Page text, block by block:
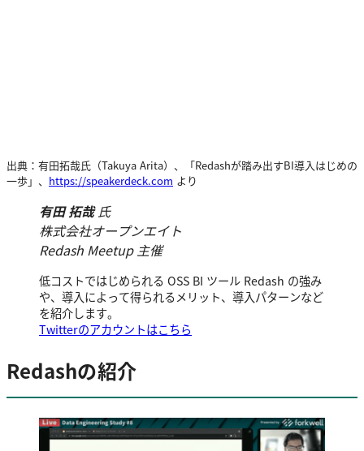
出典：有田拓哉氏（Takuya Arita）、「Redashが踏み出すBI導入はじめの
一歩」、 https://speakerdeck.com より
有田 拓哉 氏
株式会社オープンエイト
Redash Meetup 主催
低コストではじめられる OSS BI ツール Redash の強み
や、導入によって得られるメリット、導入パターンなど
を紹介します。
Twitterのアカウントはこちら
Redashの紹介